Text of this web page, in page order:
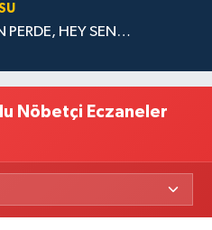
PERDE, HEY SEN…
Nöbetçi Eczaneler